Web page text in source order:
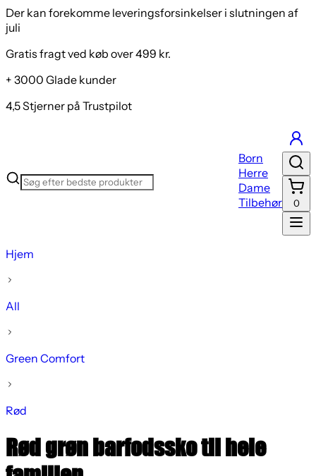
Der kan forekomme leveringsforsinkelser i slutningen af
juli
Gratis fragt ved køb over 499 kr.
+ 3000 Glade kunder
4,5 Stjerner på Trustpilot
Born
Herre
Dame
Tilbehør
0
Hjem
All
Green Comfort
Rød
Rød grøn barfodssko til hele